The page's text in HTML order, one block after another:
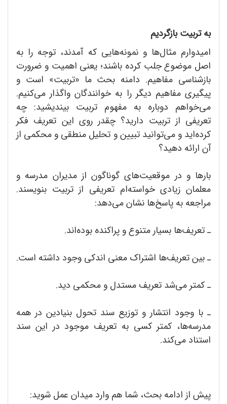
به تربیت بازگردیم
امیدوارم مثال‌ها و نمونه‌هایی که آمدند، توجه را به
اصل موضوع جلب کرده باشند؛ یعنی اهمیت و ضرورت
بازشناسی مفاهیم. دامنه بحث ما «تربیت» است و
پیگیری مفاهیم دیگر را به خوانندگان واگذار می‌کنیم.
می‌خواهم دوباره به مفهوم تربیت بیندیشید: چه
تعریفی از تربیت دارید؟ چقدر روی این تعریف فکر
کرده‌اید و می‌توانید تبیین و تحلیل منطقی و محکمی از
آن ارائه دهید؟
بارها و در موقعیت‌های گوناگون از مدیران مدرسه و
معلمان زیادی خواسته‌ام تعریفی از تربیت بنویسند.
مراجعه به پاسخ‌ها نشان می‌دهد:
ـ تعریف‌ها بسیار متنوع و پراکنده بوده‌اند.
ـ بین تعریف‌ها اشتراک معنی اندکی وجود داشته است.
ـ کمتر می‌شد تعریف مستدل و محکمی دید.
ـ با وجود انتشار و توزیع سند تحول بنیادین در همه
مدرسه‌ها، کمتر کسی به تعریف موجود در این سند
استناد می‌کند.
پیش از ادامه بحث، شما هم وارد میدان عمل شوید: